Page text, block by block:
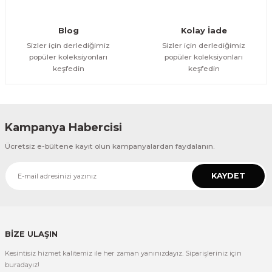
Blog
Sizler için derlediğimiz
popüler koleksiyonları
keşfedin
Kolay İade
Sizler için derlediğimiz
popüler koleksiyonları
keşfedin
Kampanya Habercisi
Ücretsiz e-bültene kayıt olun kampanyalardan faydalanın.
KAYDET
BİZE ULAŞIN
Kesintisiz hizmet kalitemiz ile her zaman yanınızdayız. Siparişleriniz için
buradayız!